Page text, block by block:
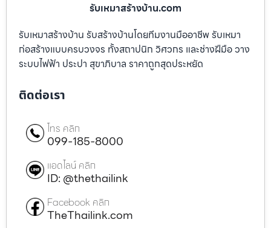
รับเหมาสร้างบ้าน.com
รับเหมาสร้างบ้าน รับสร้างบ้านโดยทีมงานมืออาชีพ รับเหมา
ก่อสร้างแบบครบวงจร ทั้งสถาปนิก วิศวกร และช่างฝีมือ วาง
ระบบไฟฟ้า ประปา สุขาภิบาล ราคาถูกสุดประหยัด
ติดต่อเรา
โทร คลิก
099-185-8000
แอดไลน์ คลิก
ID: @thethailink
Facebook คลิก
TheThailink.com